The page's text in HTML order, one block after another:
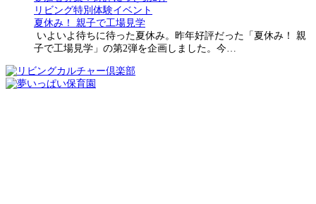
リビング特別体験イベント
夏休み！ 親子で工場見学
いよいよ待ちに待った夏休み。昨年好評だった「夏休み！ 親
子で工場見学」の第2弾を企画しました。今…